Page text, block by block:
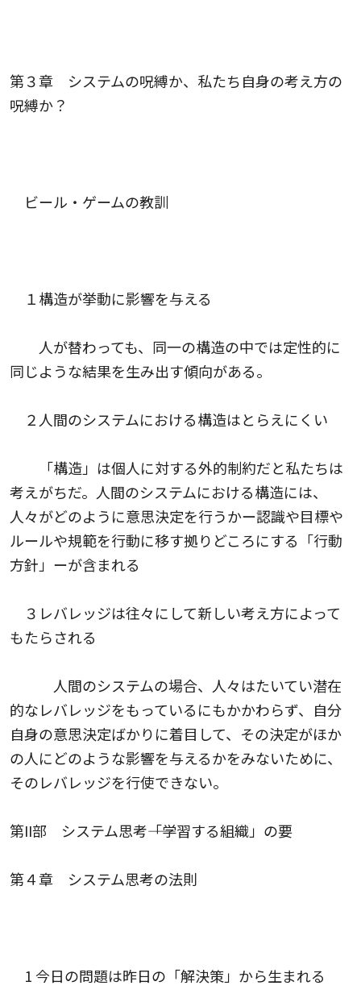
第３章 システムの呪縛か、私たち自身の考え方の
呪縛か？
ビール・ゲームの教訓
１構造が挙動に影響を与える
人が替わっても、同一の構造の中では定性的に
同じような結果を生み出す傾向がある。
２人間のシステムにおける構造はとらえにくい
「構造」は個人に対する外的制約だと私たちは
考えがちだ。人間のシステムにおける構造には、
人々がどのように意思決定を行うかー認識や目標や
ルールや規範を行動に移す拠りどころにする「行動
方針」ーが含まれる
３レバレッジは往々にして新しい考え方によって
もたらされる
人間のシステムの場合、人々はたいてい潜在
的なレバレッジをもっているにもかかわらず、自分
自身の意思決定ばかりに着目して、その決定がほか
の人にどのような影響を与えるかをみないために、
そのレバレッジを行使できない。
第II部 システム思考――「学習する組織」の要
第４章 システム思考の法則
1 今日の問題は昨日の「解決策」から生まれる